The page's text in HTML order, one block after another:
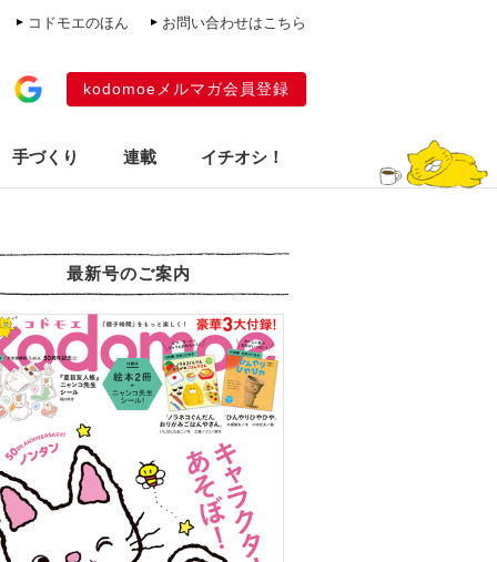
コドモエのほん お問い合わせはこちら
kodomoeメルマガ会員登録
手づくり 連載 イチオシ！
最新号のご案内